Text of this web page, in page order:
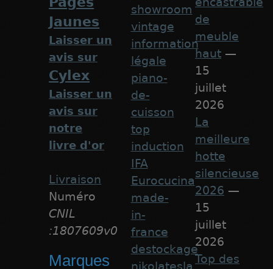
Jaunes
Laisser un
avis sur
Cylex
Laisser un
avis sur
notre
livre d'or
Livraison
Numéro
CNIL
:1807609v0
Marques
showroom
vintage
information
légale
piano-
de-
cuisson
top
induction
IFA
Eurocucina
made-
in-
france
destockage
de
meuble
haut —
15
juillet
2026
La
meilleure
hotte
silencieuse
2026 —
15
juillet
2026
Top des